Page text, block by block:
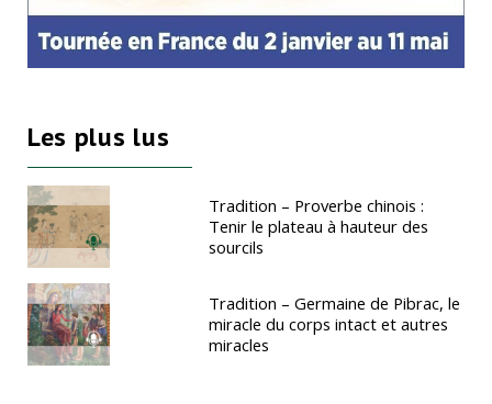
Les plus lus
Tradition – Proverbe chinois :
Tenir le plateau à hauteur des
sourcils
Tradition – Germaine de Pibrac, le
miracle du corps intact et autres
miracles